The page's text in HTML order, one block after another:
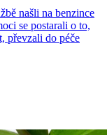
našli na benzince
se postarali o to,
převzali do péče